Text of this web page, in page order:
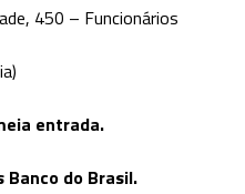
450 – Funcionários
entrada.
do Brasil.